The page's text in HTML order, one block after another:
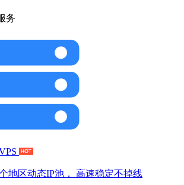
务
地区动态IP池， 高速稳定不掉线